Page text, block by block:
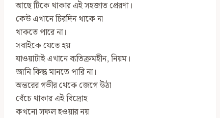
আছে টিকে থাকার এই সহজাত প্রেরণা।
কেউ এখানে চিরদিন থাকে না
থাকতে পারে না।
সবাইকে যেতে হয়
যাওয়াটাই এখানে ব্যতিক্রমহীন, নিয়ম।
জানি কিন্তু মানতে পারি না।
অন্তরের গভীর থেকে জেগে উঠা
বেঁচে থাকার এই বিদ্রোহ
কখনো সফল হওয়ার নয়